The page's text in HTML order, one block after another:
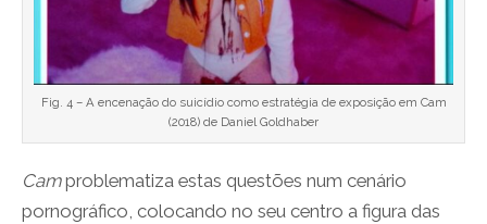
Fig. 4 – A encenação do suicídio como estratégia de exposição em Cam
(2018) de Daniel Goldhaber
Camproblematiza estas questões num cenário
pornográfico, colocando no seu centro a figura das